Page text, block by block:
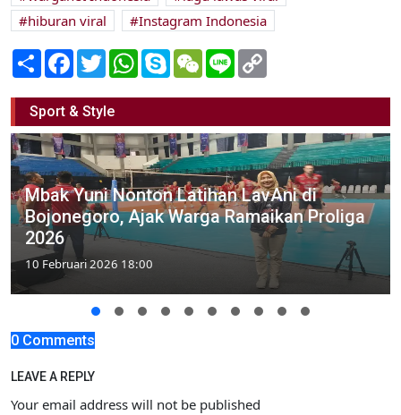
hiburan viral
Instagram Indonesia
Share Facebook
TwitterWhatsApp
SkypeWeChatLine
Sport & Style
Mbak Yuni Nonton Latihan LavAni di
Bojonegoro, Ajak Warga Ramaikan Proliga
2026
10 Februari 2026 18:00
0 Comments
LEAVE A REPLY
Your email address will not be published